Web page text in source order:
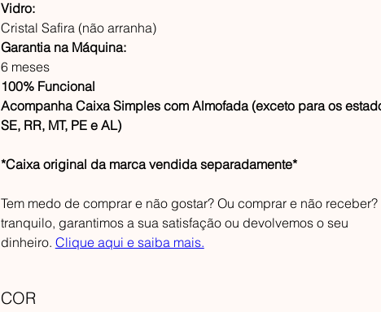
Vidro:
Cristal Safira (não arranha)
Garantia na Máquina:
6 meses
100% Funcional
Acompanha Caixa Simples com Almofada (exceto para os
SE, RR, MT, PE e AL)
*Caixa original da marca vendida separadamente*
Tem medo de comprar e não gostar? Ou comprar e não
tranquilo, garantimos a sua satisfação ou devolvemos o seu
dinheiro. Clique aqui e saiba mais.
COR